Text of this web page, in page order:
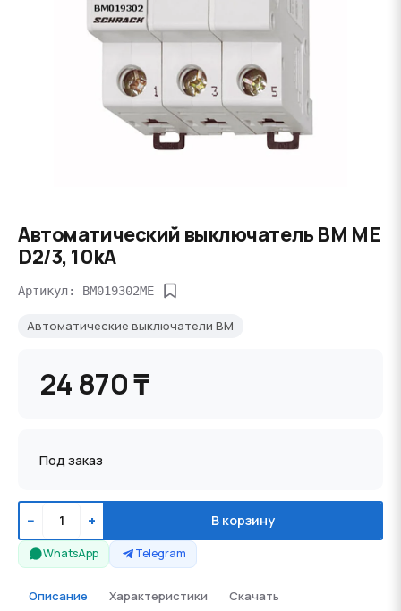
Автоматический выключатель BM ME
D2/3, 10kA
Артикул: BM019302ME
Автоматические выключатели BM
24 870 ₸
Под заказ
− + В корзину
WhatsApp Telegram
Описание Характеристики Скачать